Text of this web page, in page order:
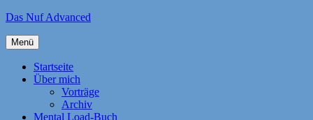
Zum
springen
Das Nuf Advanced
Menü
Startseite
Über mich
Vorträge
Archiv
Mental Load-Buch